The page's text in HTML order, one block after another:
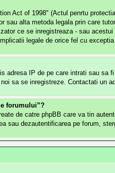
Act of 1998" (Actul penrtu
sau alta metoda legala prin care
ce se inregistreaza - sau
legale de orice fel cu
adresa IP de pe care intrati sau
sa se inregistreze. Contactati un
forumului”?
de catre phpBB care va tin
sau dezautentificarea pe forum,